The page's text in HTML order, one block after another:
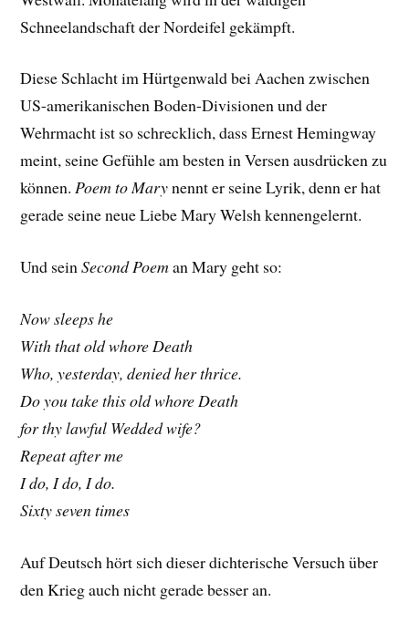
Schneelandschaft der Nordeifel gekämpft.
Diese Schlacht im Hürtgenwald bei Aachen zwischen
US-amerikanischen Boden-Divisionen und der
Wehrmacht ist so schrecklich, dass Ernest Hemingway
meint, seine Gefühle am besten in Versen ausdrücken zu
können.Poem to Marynennt er seine Lyrik, denn er hat
gerade seine neue Liebe Mary Welsh kennengelernt.
Und seinSecond Poeman Mary geht so:
Now sleeps he
With that old whore Death
Who, yesterday, denied her thrice.
Do you take this old whore Death
for thy lawful Wedded wife?
Repeat after me
I do, I do, I do.
Sixty seven times
Auf Deutsch hört sich dieser dichterische Versuch über
den Krieg auch nicht gerade besser an.